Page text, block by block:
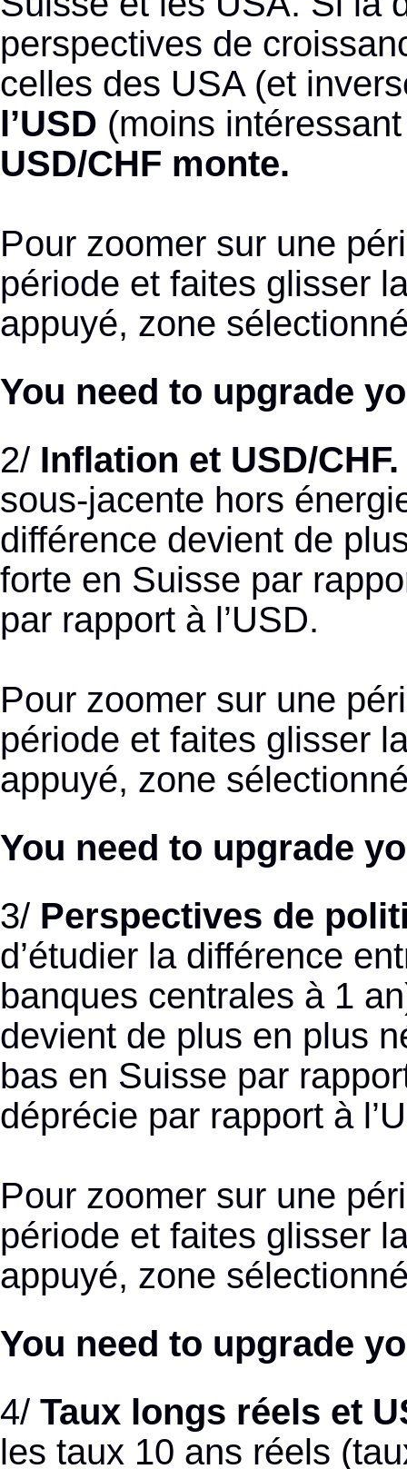
perspectives de
celles des USA (et
l’USD (moins
USD/CHF monte.
Pour zoomer sur une
période et faites glisser
appuyé, zone
You need to upgrade
2/ Inflation et USD/CHF.
sous-jacente hors
différence devient de
forte en Suisse par
par rapport à l’USD.
Pour zoomer sur une
période et faites glisser
appuyé, zone
You need to upgrade
3/ Perspectives de
d’étudier la différence
banques centrales à 1
devient de plus en plus
bas en Suisse par
déprécie par rapport à
Pour zoomer sur une
période et faites glisser
appuyé, zone
You need to upgrade
4/Taux longs réels et
les taux 10 ans réels